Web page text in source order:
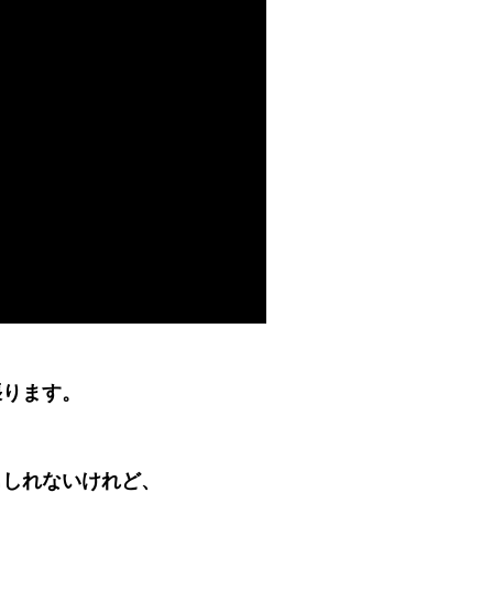
ます。
れないけれど、